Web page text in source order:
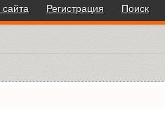
сайта Регистрация Поиск